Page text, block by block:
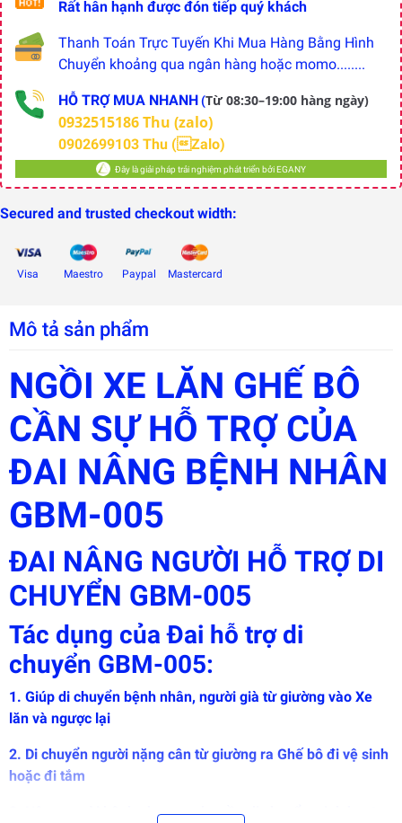
Rất hân hạnh được đón tiếp quý khách
Thanh Toán Trực Tuyến Khi Mua Hàng Bằng Hình
Chuyển khoảng qua ngân hàng hoặc momo........
HỖ TRỢ MUA NHANH(Từ 08:30–19:00 hàng ngày)
0932515186 Thu (zalo)
0902699103 Thu (Zalo)
Đây là giải pháp trải nghiệm phát triển bởi EGANY
Secured and trusted checkout width:
Visa Maestro Paypal Mastercard
Mô tả sản phẩm
NGỒI XE LĂN GHẾ BÔ
CẦN SỰ HỖ TRỢ CỦA
ĐAI NÂNG BỆNH NHÂN
GBM-005
ĐAI NÂNG NGƯỜI HỖ TRỢ DI
CHUYỂN GBM-005
Tác dụng của Đai hỗ trợ di
chuyển GBM-005:
1. Giúp di chuyển bệnh nhân, người già từ giường vào Xe
lăn và ngược lại
2. Di chuyển người nặng cân từ giường ra Ghế bô đi vệ sinh
hoặc đi tắm
3. Nâng người bệnh phục vụ nhu cầu di chuyển, sinh hoạt
nghiệm
phát
triển
EGANY